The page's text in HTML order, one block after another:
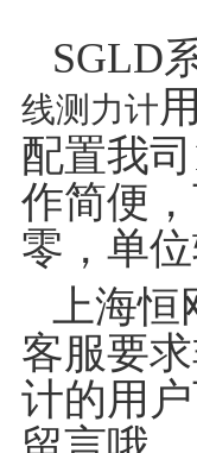
SGLD
线测力计
配置我
作简便
零，单
上海恒
客服要
计的用